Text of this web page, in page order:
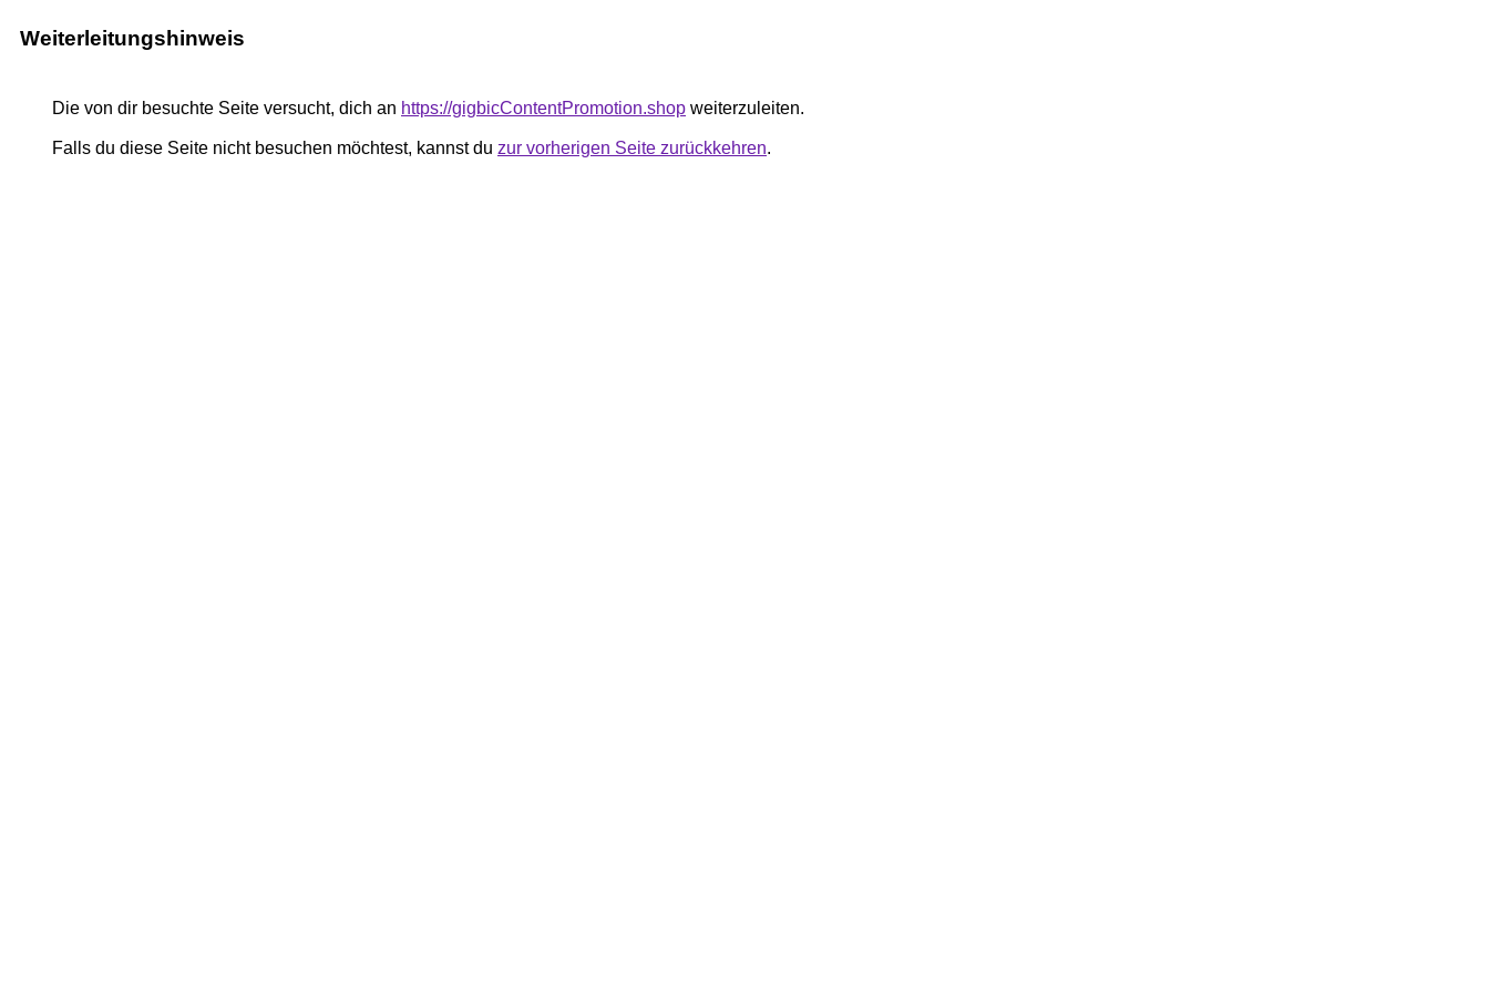
Weiterleitungshinweis
Die von dir besuchte Seite versucht, dich an https://gigbicContentPromotion.shop weiterzuleiten.
Falls du diese Seite nicht besuchen möchtest, kannst du zur vorherigen Seite zurückkehren.